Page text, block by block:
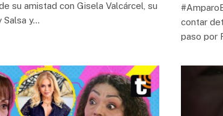
su amistad con Gisela Valcárcel, su
Salsa y…
contar
paso por